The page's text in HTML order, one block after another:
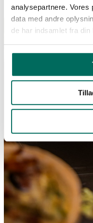
analysepartnere. Vores
data med andre
de har indsamlet fra